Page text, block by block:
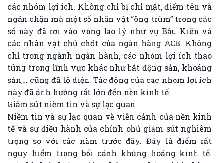
các nhóm lợi ích. Không chỉ bị chỉ mặt, điểm tên và
ngăn chặn mà một số nhân vật “ông trùm” trong các
số này đã rơi vào vòng lao lý như vụ Bầu Kiên và
các nhân vật chủ chốt của ngân hàng ACB. Không
chỉ trong ngành ngân hành, các nhóm lợi ích thao
túng trong lĩnh vực khác như bất động sản, khoáng
sản,… cũng đã lộ diện. Tác động của các nhóm lợi ích
này đã ảnh hưởng rất lớn đến nền kinh tế.
Giảm sút niềm tin và sự lạc quan
Niềm tin và sự lạc quan về viễn cảnh của nền kinh
tế và sự điều hành của chính ohủ giảm sút nghiêm
trọng so với các năm trước đây. Đây là điểm rất
nguy hiểm trong bối cảnh khủng hoảng kinh tế.